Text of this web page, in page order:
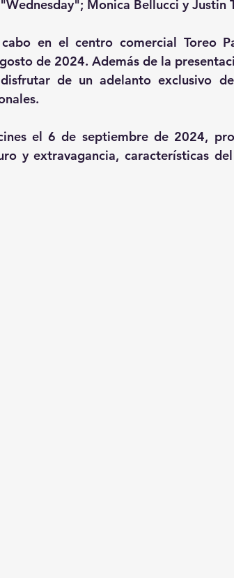
Monica Bellucci y Justin
en el centro comercial Toreo
de 2024. Además de la
de un adelanto exclusivo
el 6 de septiembre de 2024,
y extravagancia, características